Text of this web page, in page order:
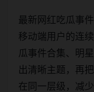
最新网红吃瓜事
移动端用户的连
瓜事件合集、明
出清晰主题，再
在同一层级，减